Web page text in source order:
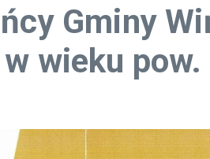
Gminy
wieku